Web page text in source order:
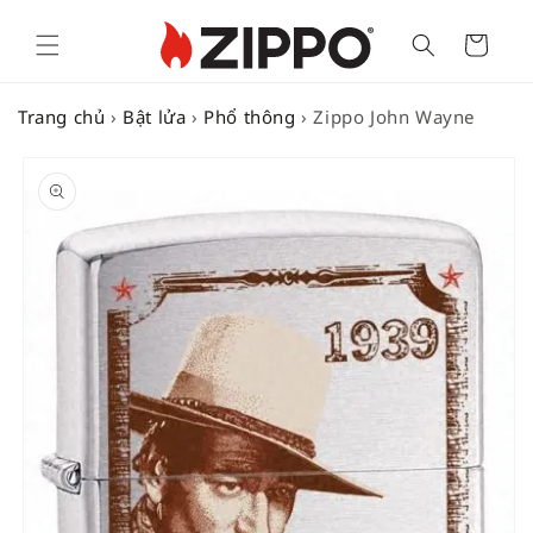
Cart
Trang chủ › Bật lửa › Phổ thông ›Zippo John Wayne
PRODUCT
INFORMATION